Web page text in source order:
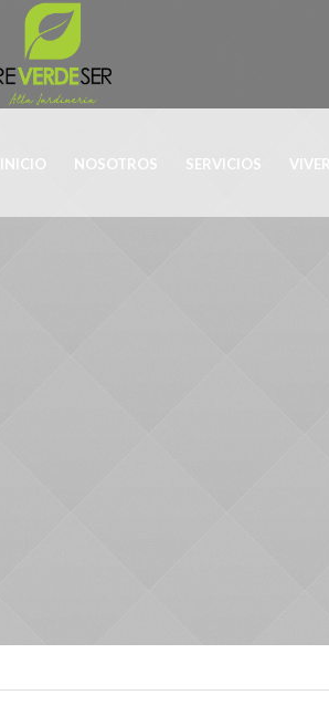
INICIO NOSOTROS SERVICIOS